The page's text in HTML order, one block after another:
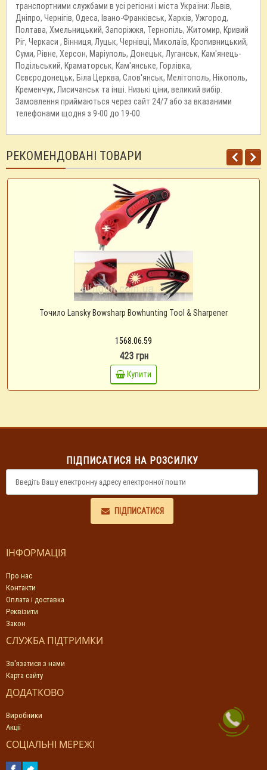
транспортними службами в усі регіони і міста України: Львів,
Дніпро, Чернігів, Одеса, Івано-Франківськ, Харків, Ужгород,
Полтава, Хмельницький, Запоріжжя, Тернопіль, Житомир, Кривий
Ріг, Черкаси , Вінниця, Луцьк, Чернівці, Миколаїв, Кропивницький,
Суми, Рівне, Херсон, Маріуполь, Донецьк, Луганськ, Кам'янець-
Подільський, Краматорськ, Кам'янське, Горлівка,
Сєвєродонецьк, Біла Церква, Слов'янськ, Мелітополь, Нікополь,
Кременчук, Лисичанськ та інші. Низькі ціни, великий вибір.
Замовлення приймаються через сайт 24/7 або за вказаними
телефонами щодня з 9-00 до 19-00.
РЕКОМЕНДОВАНІ ТОВАРИ
Точило Lansky Bowsharp Bowhunting Tool & Sharpener
1568.06.59
423 грн
Купити
ПІДПИСАТИСЯ НА РОЗСИЛКУ
ПІДПИСАТИСЯ
ІНФОРМАЦІЯ
Про нас
Контакти
Оплата і доставка
Реквізити
Закон
СЛУЖБА ПІДТРИМКИ
Зв'язатися з нами
Карта сайту
ДОДАТКОВО
Виробники
Акції
СОЦІАЛЬНІ МЕРЕЖІ